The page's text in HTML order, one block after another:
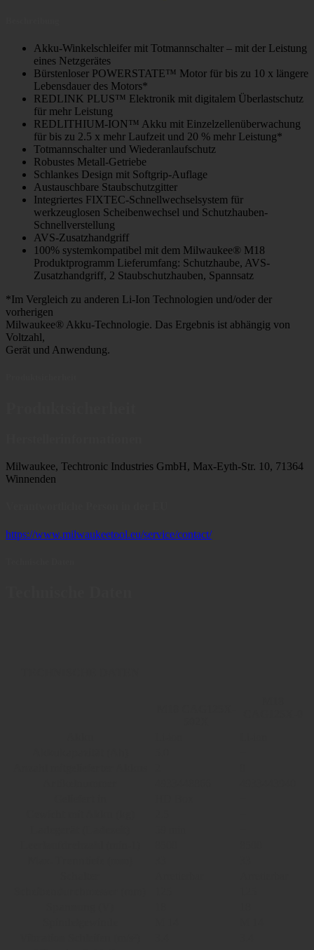
Akku-Winkelschleifer mit Totmannschalter – mit der Leistung
eines Netzgerätes
Bürstenloser POWERSTATE™ Motor für bis zu 10 x längere
Lebensdauer des Motors*
REDLINK PLUS™ Elektronik mit digitalem Überlastschutz
für mehr Leistung
REDLITHIUM-ION™ Akku mit Einzelzellenüberwachung
für bis zu 2.5 x mehr Laufzeit und 20 % mehr Leistung*
Totmannschalter und Wiederanlaufschutz
Robustes Metall-Getriebe
Schlankes Design mit Softgrip-Auflage
Austauschbare Staubschutzgitter
Integriertes FIXTEC-Schnellwechselsystem für
werkzeuglosen Scheibenwechsel und Schutzhauben-
Schnellverstellung
AVS-Zusatzhandgriff
100% systemkompatibel mit dem Milwaukee® M18
Produktprogramm Lieferumfang: Schutzhaube, AVS-
Zusatzhandgriff, 2 Staubschutzhauben, Spannsatz
*Im Vergleich zu anderen Li-Ion Technologien und/oder der
vorherigen
Milwaukee® Akku-Technologie. Das Ergebnis ist abhängig von
Voltzahl,
Gerät und Anwendung.
Milwaukee, Techtronic Industries GmbH, Max-Eyth-Str. 10, 71364
Winnenden
https://www.milwaukeetool.eu/service/contact/